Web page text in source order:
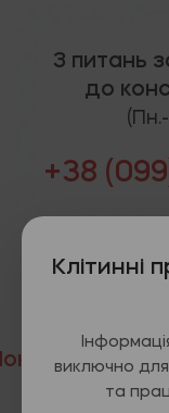
З питань
до
+38
Клітинні
виключно для
та